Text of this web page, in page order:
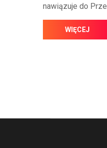
nawiązuje do
WIĘCEJ